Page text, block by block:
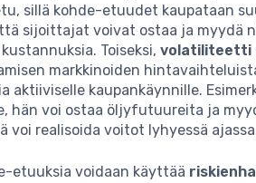
sillä kohde-etuudet kaupataan
sijoittajat voivat ostaa ja myydä
Toiseksi,volatiliteetti
markkinoiden
aktiiviselle kaupankäynnille.
hän voi ostaa öljyfutuureita ja
voi realisoida voitot lyhyessä
etuuksia voidaan käyttää